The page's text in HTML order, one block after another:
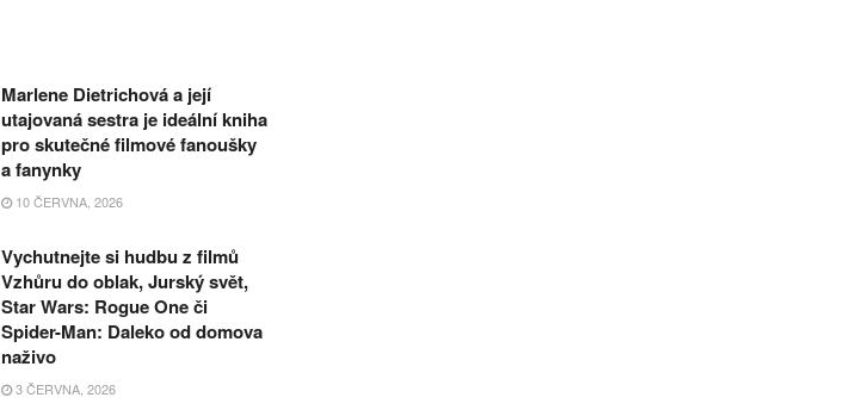
Marlene Dietrichová a její
utajovaná sestra je ideální kniha
pro skutečné filmové fanoušky
a fanynky
10 ČERVNA, 2026
Vychutnejte si hudbu z filmů
Vzhůru do oblak, Jurský svět,
Star Wars: Rogue One či
Spider-Man: Daleko od domova
naživo
3 ČERVNA, 2026